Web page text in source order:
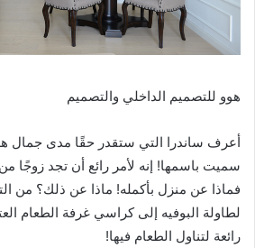
هوو للتصميم الداخلي والتصميم
أعرف ساندرا التي ستقدر حقًا مدى جمال
سميت باسمها! إنه لأمر رائع أن تجد زوجًا
فماذا عن منزل بأكمله! ماذا عن ذلك؟ من
لطاولة البوفيه إلى كراسي غرفة الطعام
رائعة لتناول الطعام فيها!